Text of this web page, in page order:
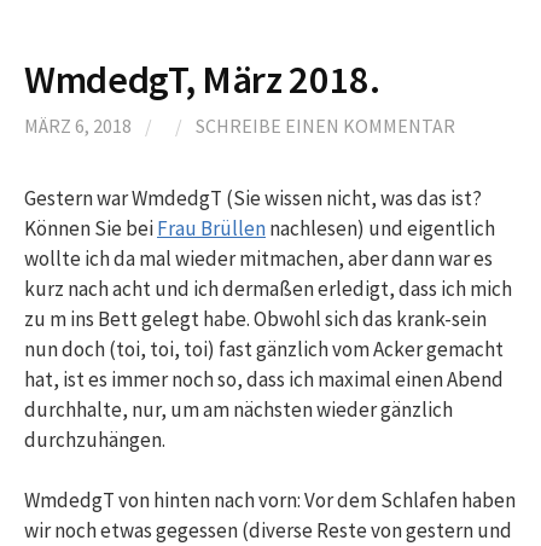
WmdedgT, März 2018.
MÄRZ 6, 2018 / / SCHREIBE EINEN KOMMENTAR
Gestern war WmdedgT (Sie wissen nicht, was das ist?
Können Sie beiFrau Brüllennachlesen) und eigentlich
wollte ich da mal wieder mitmachen, aber dann war es
kurz nach acht und ich dermaßen erledigt, dass ich mich
zu m ins Bett gelegt habe. Obwohl sich das krank-sein
nun doch (toi, toi, toi) fast gänzlich vom Acker gemacht
hat, ist es immer noch so, dass ich maximal einen Abend
durchhalte, nur, um am nächsten wieder gänzlich
durchzuhängen.
WmdedgT von hinten nach vorn: Vor dem Schlafen haben
wir noch etwas gegessen (diverse Reste von gestern und